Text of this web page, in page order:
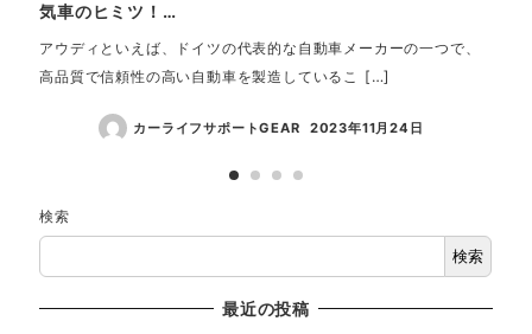
気車のヒミツ！…
アウディといえば、ドイツの代表的な自動車メーカーの一つで、
高品質で信頼性の高い自動車を製造しているこ […]
カーライフサポートGEAR 2023年11月24日
検索
検索
最近の投稿